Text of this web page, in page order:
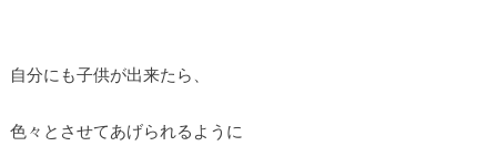
自分にも子供が出来たら、
色々とさせてあげられるように